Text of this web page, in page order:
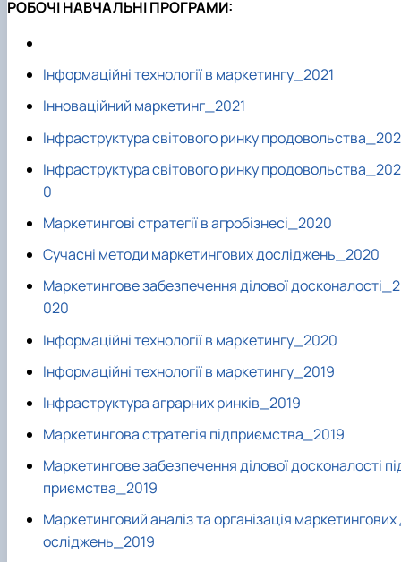
РОБОЧІ НАВЧАЛЬНІ ПРОГРАМИ:
Інформаційні технології в маркетингу_2021
Інноваційний маркетинг_2021
Інфраструктура світового ринку продовольства_202
Інфраструктура світового ринку продовольства_202
0
Маркетингові стратегії в агробізнесі_2020
Сучасні методи маркетингових досліджень_2020
Маркетингове забезпечення ділової досконалості_2
020
Інформаційні технології в маркетингу_2020
Інформаційні технології в маркетингу_2019
Інфраструктура аграрних ринків_2019
Маркетингова стратегія підприємства_2019
Маркетингове забезпечення ділової досконалості
приємства_2019
Маркетинговий аналіз та організація маркетингових
осліджень_2019